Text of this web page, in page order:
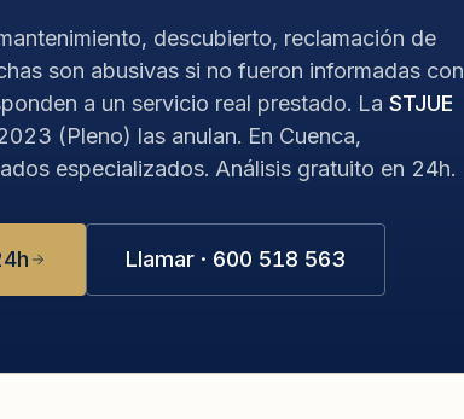
descubierto, reclamación de
son abusivas si no fueron informadas con
a un servicio real prestado. La STJUE
(Pleno) las anulan. En Cuenca,
especializados. Análisis gratuito en 24h.
Llamar · 600 518 563